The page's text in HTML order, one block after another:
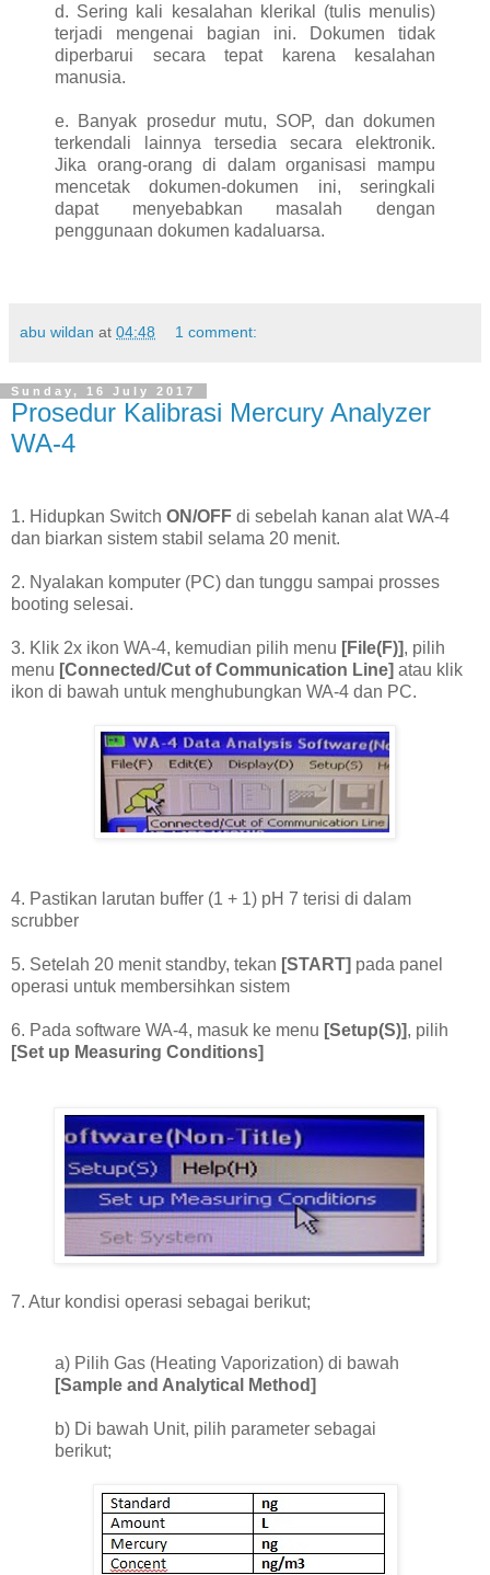
d. Sering kali kesalahan klerikal (tulis menulis)
terjadi mengenai bagian ini. Dokumen tidak
diperbarui secara tepat karena kesalahan
manusia.
e. Banyak prosedur mutu, SOP, dan dokumen
terkendali lainnya tersedia secara elektronik.
Jika orang-orang di dalam organisasi mampu
mencetak dokumen-dokumen ini, seringkali
dapat menyebabkan masalah dengan
penggunaan dokumen kadaluarsa.
abu wildan at 04:48 1 comment:
Sunday, 16 July 2017
Prosedur Kalibrasi Mercury Analyzer
WA-4
1. Hidupkan Switch ON/OFF di sebelah kanan alat WA-4
dan biarkan sistem stabil selama 20 menit.
2. Nyalakan komputer (PC) dan tunggu sampai prosses
booting selesai.
3. Klik 2x ikon WA-4, kemudian pilih menu [File(F)], pilih
menu [Connected/Cut of Communication Line] atau klik
ikon di bawah untuk menghubungkan WA-4 dan PC.
4. Pastikan larutan buffer (1 + 1) pH 7 terisi di dalam
scrubber
5. Setelah 20 menit standby, tekan [START] pada panel
operasi untuk membersihkan sistem
6. Pada software WA-4, masuk ke menu [Setup(S)], pilih
[Set up Measuring Conditions]
7. Atur kondisi operasi sebagai berikut;
a) Pilih Gas (Heating Vaporization) di bawah
[Sample and Analytical Method]
b) Di bawah Unit, pilih parameter sebagai
berikut;